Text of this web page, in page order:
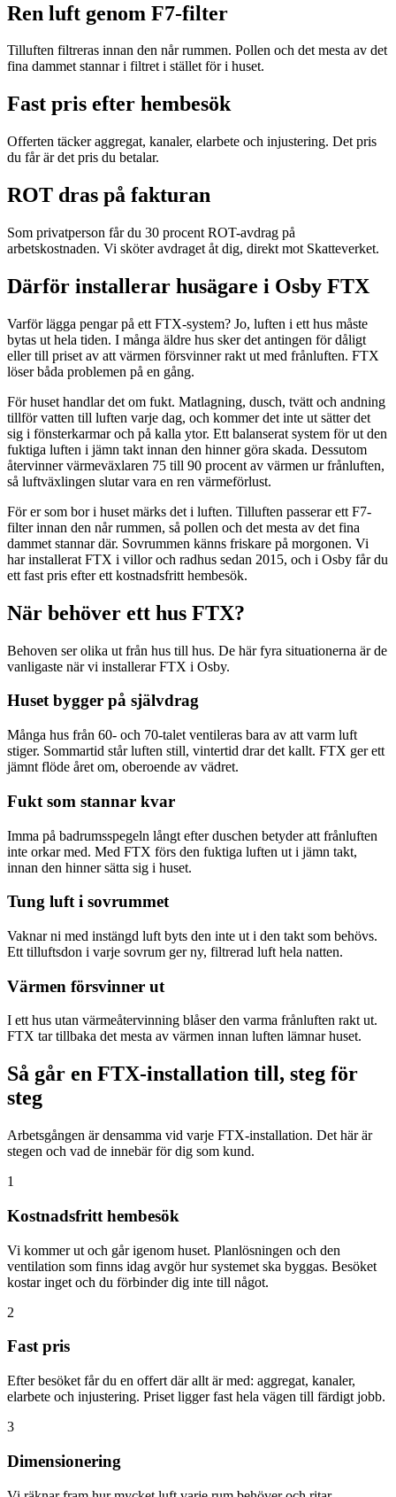
Ren luft genom F7-filter
Tilluften filtreras innan den når rummen. Pollen och det mesta av det
fina dammet stannar i filtret i stället för i huset.
Fast pris efter hembesök
Offerten täcker aggregat, kanaler, elarbete och injustering. Det pris
du får är det pris du betalar.
ROT dras på fakturan
Som privatperson får du 30 procent ROT-avdrag på
arbetskostnaden. Vi sköter avdraget åt dig, direkt mot Skatteverket.
Därför installerar husägare i Osby FTX
Varför lägga pengar på ett FTX-system? Jo, luften i ett hus måste
bytas ut hela tiden. I många äldre hus sker det antingen för dåligt
eller till priset av att värmen försvinner rakt ut med frånluften. FTX
löser båda problemen på en gång.
För huset handlar det om fukt. Matlagning, dusch, tvätt och andning
tillför vatten till luften varje dag, och kommer det inte ut sätter det
sig i fönsterkarmar och på kalla ytor. Ett balanserat system för ut den
fuktiga luften i jämn takt innan den hinner göra skada. Dessutom
återvinner värmeväxlaren 75 till 90 procent av värmen ur frånluften,
så luftväxlingen slutar vara en ren värmeförlust.
För er som bor i huset märks det i luften. Tilluften passerar ett F7-
filter innan den når rummen, så pollen och det mesta av det fina
dammet stannar där. Sovrummen känns friskare på morgonen. Vi
har installerat FTX i villor och radhus sedan 2015, och i Osby får du
ett fast pris efter ett kostnadsfritt hembesök.
När behöver ett hus FTX?
Behoven ser olika ut från hus till hus. De här fyra situationerna är de
vanligaste när vi installerar FTX i Osby.
Huset bygger på självdrag
Många hus från 60- och 70-talet ventileras bara av att varm luft
stiger. Sommartid står luften still, vintertid drar det kallt. FTX ger ett
jämnt flöde året om, oberoende av vädret.
Fukt som stannar kvar
Imma på badrumsspegeln långt efter duschen betyder att frånluften
inte orkar med. Med FTX förs den fuktiga luften ut i jämn takt,
innan den hinner sätta sig i huset.
Tung luft i sovrummet
Vaknar ni med instängd luft byts den inte ut i den takt som behövs.
Ett tilluftsdon i varje sovrum ger ny, filtrerad luft hela natten.
Värmen försvinner ut
I ett hus utan värmeåtervinning blåser den varma frånluften rakt ut.
FTX tar tillbaka det mesta av värmen innan luften lämnar huset.
Så går en FTX-installation till, steg för
steg
Arbetsgången är densamma vid varje FTX-installation. Det här är
stegen och vad de innebär för dig som kund.
1
Kostnadsfritt hembesök
Vi kommer ut och går igenom huset. Planlösningen och den
ventilation som finns idag avgör hur systemet ska byggas. Besöket
kostar inget och du förbinder dig inte till något.
2
Fast pris
Efter besöket får du en offert där allt är med: aggregat, kanaler,
elarbete och injustering. Priset ligger fast hela vägen till färdigt jobb.
3
Dimensionering